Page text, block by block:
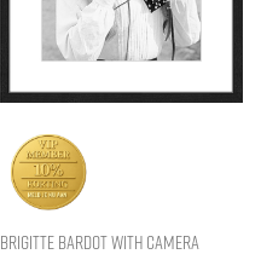
Brigitte Bardot with Camera